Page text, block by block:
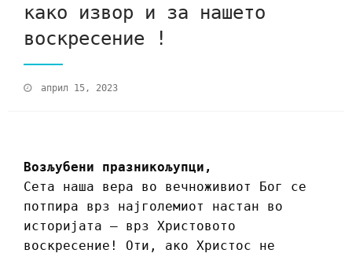
како извор и за нашето
воскресение !
април 15, 2023
Возљубени празникољупци,
Сета наша вера во вечноживиот Бог се
потпира врз најголемиот настан во
историјата – врз Христовото
воскресение! Оти, ако Христос не